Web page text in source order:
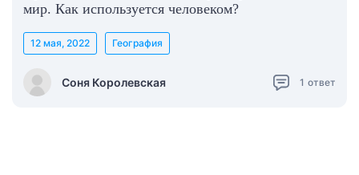
мир. Как используется человеком?
Соня Королевская
12 мая, 2022 География
1 ответ